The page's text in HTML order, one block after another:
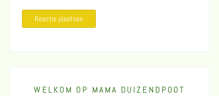
WELKOM OP MAMA DUIZENDPOOT